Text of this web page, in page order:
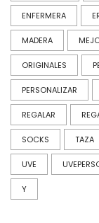
ENFERMERA
MADERA
ORIGINALES
PERSONALIZAR
REGALAR
SOCKS TAZA
UVE
Y